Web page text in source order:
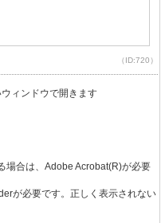
（ID:720）
ィンドウで開きます
場合は、Adobe Acrobat(R)が必要
が必要です。正しく表示されない